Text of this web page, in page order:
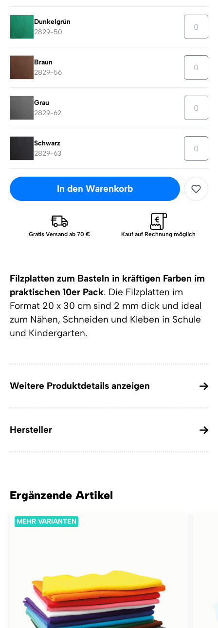
Filzplatten zum Basteln in kräftigen Farben im
praktischen 10er Pack. Die Filzplatten im
Format 20 x 30 cm sind 2 mm dick und ideal
zum Nähen, Schneiden und Kleben in Schule
und Kindergarten.
Weitere Produktdetails anzeigen
Hersteller
Dunkelgrün
2829-50
Braun
2829-56
Grau
2829-62
Schwarz
2829-63
In den Warenkorb
Gratis Versand ab 70 € Kauf auf Rechnung möglich
Ergänzende Artikel
MEHR VARIANTEN